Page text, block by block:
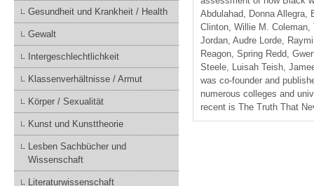
Gesundheit und Krankheit / Health
Gewalt
Intergeschlechtlichkeit
Klassenverhältnisse / Armut
Körper / Sexualität
Kunst und Kunsttheorie
Lesben Sachbücher und
Wissenschaft
Literaturwissenschaft
Abdulahad, Donna Allegra,
Clinton, Willie M.
Jordan, Audre Lorde,
Reagon, Spring Redd,
Steele, Luisah Teish,
was co-founder and
numerous colleges and
recent is The Truth That